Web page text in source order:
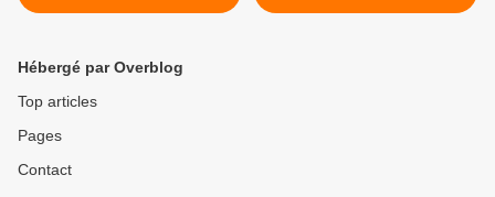
Casterman.
Hébergé par Overblog
Top articles
Pages
Contact